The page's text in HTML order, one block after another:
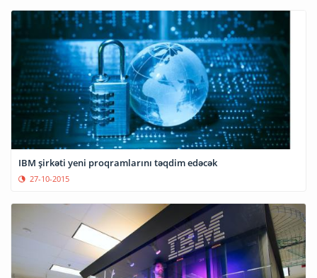
IBM şirkəti yeni proqramlarını təqdim edəcək
27-10-2015